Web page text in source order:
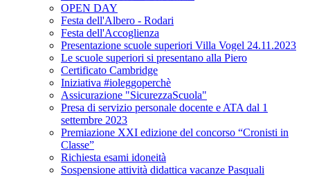
OPEN DAY
Festa dell'Albero - Rodari
Festa dell'Accoglienza
Presentazione scuole superiori Villa Vogel 24.11.2023
Le scuole superiori si presentano alla Piero
Certificato Cambridge
Iniziativa #ioleggoperchè
Assicurazione "SicurezzaScuola"
Presa di servizio personale docente e ATA dal 1
settembre 2023
Premiazione XXI edizione del concorso “Cronisti in
Classe”
Richiesta esami idoneità
Sospensione attività didattica vacanze Pasquali